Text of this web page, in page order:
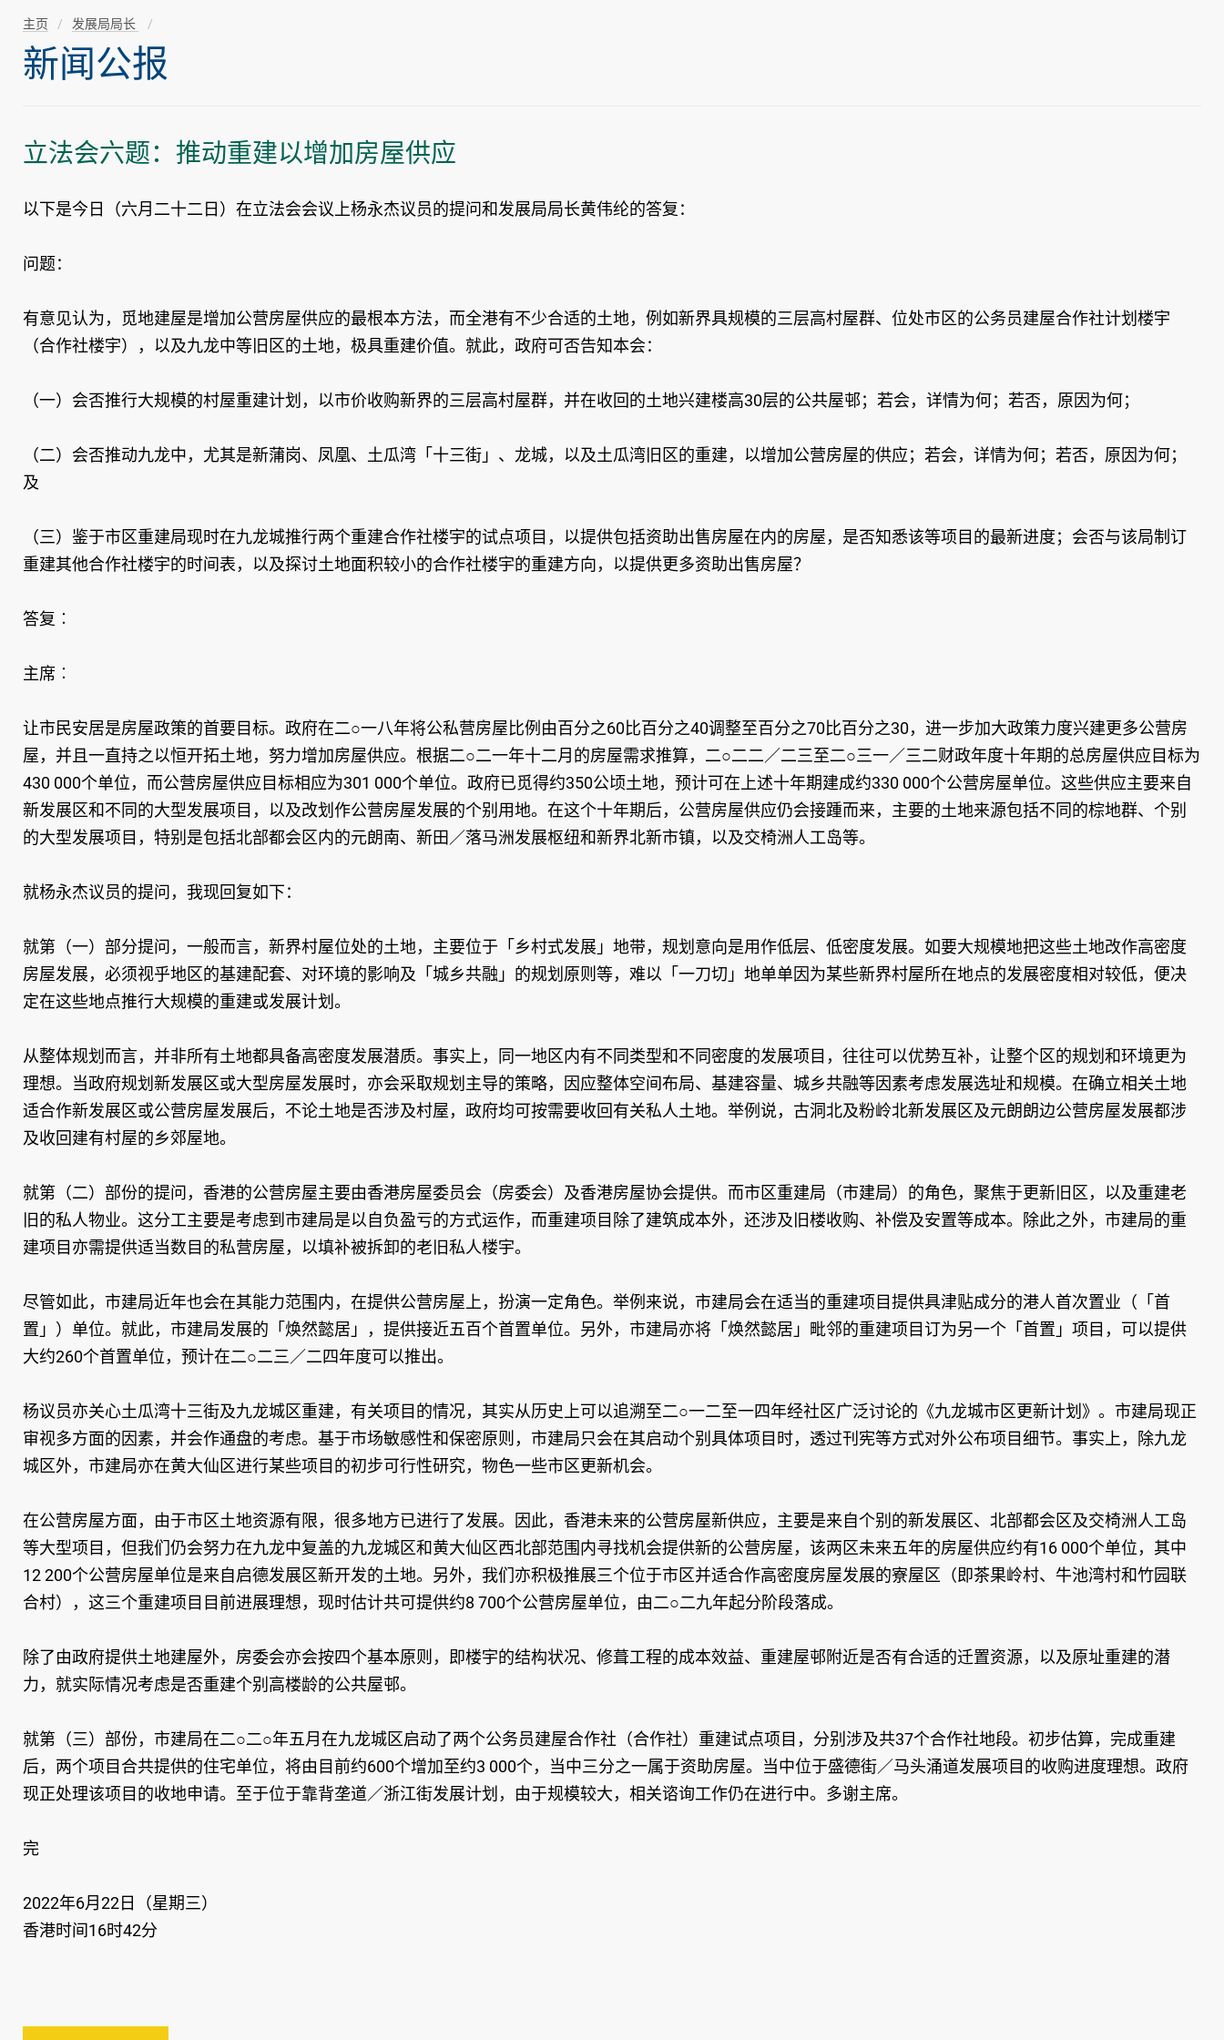
主页 发展局局长
新闻公报
立法会六题：推动重建以增加房屋供应
以下是今日（六月二十二日）在立法会会议上杨永杰议员的提问和发展局局长黄伟纶的答复：
问题：
有意见认为，觅地建屋是增加公营房屋供应的最根本方法，而全港有不少合适的土地，例如新界具规模的三层高村屋群、位处市区的公务员建屋合作社计划楼宇
（合作社楼宇），以及九龙中等旧区的土地，极具重建价值。就此，政府可否告知本会：
（一）会否推行大规模的村屋重建计划，以市价收购新界的三层高村屋群，并在收回的土地兴建楼高30层的公共屋邨；若会，详情为何；若否，原因为何；
（二）会否推动九龙中，尤其是新蒲岗、凤凰、土瓜湾「十三街」、龙城，以及土瓜湾旧区的重建，以增加公营房屋的供应；若会，详情为何；若否，原因为何；
及
（三）鉴于市区重建局现时在九龙城推行两个重建合作社楼宇的试点项目，以提供包括资助出售房屋在内的房屋，是否知悉该等项目的最新进度；会否与该局制订
重建其他合作社楼宇的时间表，以及探讨土地面积较小的合作社楼宇的重建方向，以提供更多资助出售房屋？
答复︰
主席︰
让市民安居是房屋政策的首要目标。政府在二○一八年将公私营房屋比例由百分之60比百分之40调整至百分之70比百分之30，进一步加大政策力度兴建更多公营房
屋，并且一直持之以恒开拓土地，努力增加房屋供应。根据二○二一年十二月的房屋需求推算，二○二二／二三至二○三一／三二财政年度十年期的总房屋供应目标为
430 000个单位，而公营房屋供应目标相应为301 000个单位。政府已觅得约350公顷土地，预计可在上述十年期建成约330 000个公营房屋单位。这些供应主要来自
新发展区和不同的大型发展项目，以及改划作公营房屋发展的个别用地。在这个十年期后，公营房屋供应仍会接踵而来，主要的土地来源包括不同的棕地群、个别
的大型发展项目，特别是包括北部都会区内的元朗南、新田／落马洲发展枢纽和新界北新市镇，以及交椅洲人工岛等。
就杨永杰议员的提问，我现回复如下：
就第（一）部分提问，一般而言，新界村屋位处的土地，主要位于「乡村式发展」地带，规划意向是用作低层、低密度发展。如要大规模地把这些土地改作高密度
房屋发展，必须视乎地区的基建配套、对环境的影响及「城乡共融」的规划原则等，难以「一刀切」地单单因为某些新界村屋所在地点的发展密度相对较低，便决
定在这些地点推行大规模的重建或发展计划。
从整体规划而言，并非所有土地都具备高密度发展潜质。事实上，同一地区内有不同类型和不同密度的发展项目，往往可以优势互补，让整个区的规划和环境更为
理想。当政府规划新发展区或大型房屋发展时，亦会采取规划主导的策略，因应整体空间布局、基建容量、城乡共融等因素考虑发展选址和规模。在确立相关土地
适合作新发展区或公营房屋发展后，不论土地是否涉及村屋，政府均可按需要收回有关私人土地。举例说，古洞北及粉岭北新发展区及元朗朗边公营房屋发展都涉
及收回建有村屋的乡郊屋地。
就第（二）部份的提问，香港的公营房屋主要由香港房屋委员会（房委会）及香港房屋协会提供。而市区重建局（市建局）的角色，聚焦于更新旧区，以及重建老
旧的私人物业。这分工主要是考虑到市建局是以自负盈亏的方式运作，而重建项目除了建筑成本外，还涉及旧楼收购、补偿及安置等成本。除此之外，市建局的重
建项目亦需提供适当数目的私营房屋，以填补被拆卸的老旧私人楼宇。
尽管如此，市建局近年也会在其能力范围内，在提供公营房屋上，扮演一定角色。举例来说，市建局会在适当的重建项目提供具津贴成分的港人首次置业（「首
置」）单位。就此，市建局发展的「焕然懿居」，提供接近五百个首置单位。另外，市建局亦将「焕然懿居」毗邻的重建项目订为另一个「首置」项目，可以提供
大约260个首置单位，预计在二○二三／二四年度可以推出。
杨议员亦关心土瓜湾十三街及九龙城区重建，有关项目的情况，其实从历史上可以追溯至二○一二至一四年经社区广泛讨论的《九龙城市区更新计划》。市建局现正
审视多方面的因素，并会作通盘的考虑。基于市场敏感性和保密原则，市建局只会在其启动个别具体项目时，透过刊宪等方式对外公布项目细节。事实上，除九龙
城区外，市建局亦在黄大仙区进行某些项目的初步可行性研究，物色一些市区更新机会。
在公营房屋方面，由于市区土地资源有限，很多地方已进行了发展。因此，香港未来的公营房屋新供应，主要是来自个别的新发展区、北部都会区及交椅洲人工岛
等大型项目，但我们仍会努力在九龙中复盖的九龙城区和黄大仙区西北部范围内寻找机会提供新的公营房屋，该两区未来五年的房屋供应约有16 000个单位，其中
12 200个公营房屋单位是来自启德发展区新开发的土地。另外，我们亦积极推展三个位于市区并适合作高密度房屋发展的寮屋区（即茶果岭村、牛池湾村和竹园联
合村），这三个重建项目目前进展理想，现时估计共可提供约8 700个公营房屋单位，由二○二九年起分阶段落成。
除了由政府提供土地建屋外，房委会亦会按四个基本原则，即楼宇的结构状况、修葺工程的成本效益、重建屋邨附近是否有合适的迁置资源，以及原址重建的潜
力，就实际情况考虑是否重建个别高楼龄的公共屋邨。
就第（三）部份，市建局在二○二○年五月在九龙城区启动了两个公务员建屋合作社（合作社）重建试点项目，分别涉及共37个合作社地段。初步估算，完成重建
后，两个项目合共提供的住宅单位，将由目前约600个增加至约3 000个，当中三分之一属于资助房屋。当中位于盛德街／马头涌道发展项目的收购进度理想。政府
现正处理该项目的收地申请。至于位于靠背垄道／浙江街发展计划，由于规模较大，相关谘询工作仍在进行中。多谢主席。
完
2022年6月22日（星期三）
香港时间16时42分